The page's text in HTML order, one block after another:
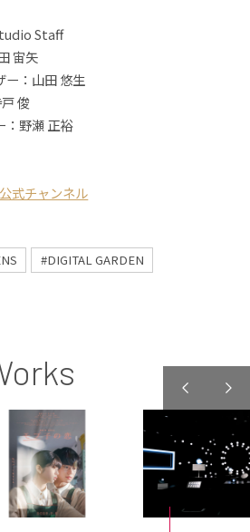
Staff
宙矢
ー：山田 悠生
俊
：野瀬 正裕
式チャンネル
#DIGITAL GARDEN